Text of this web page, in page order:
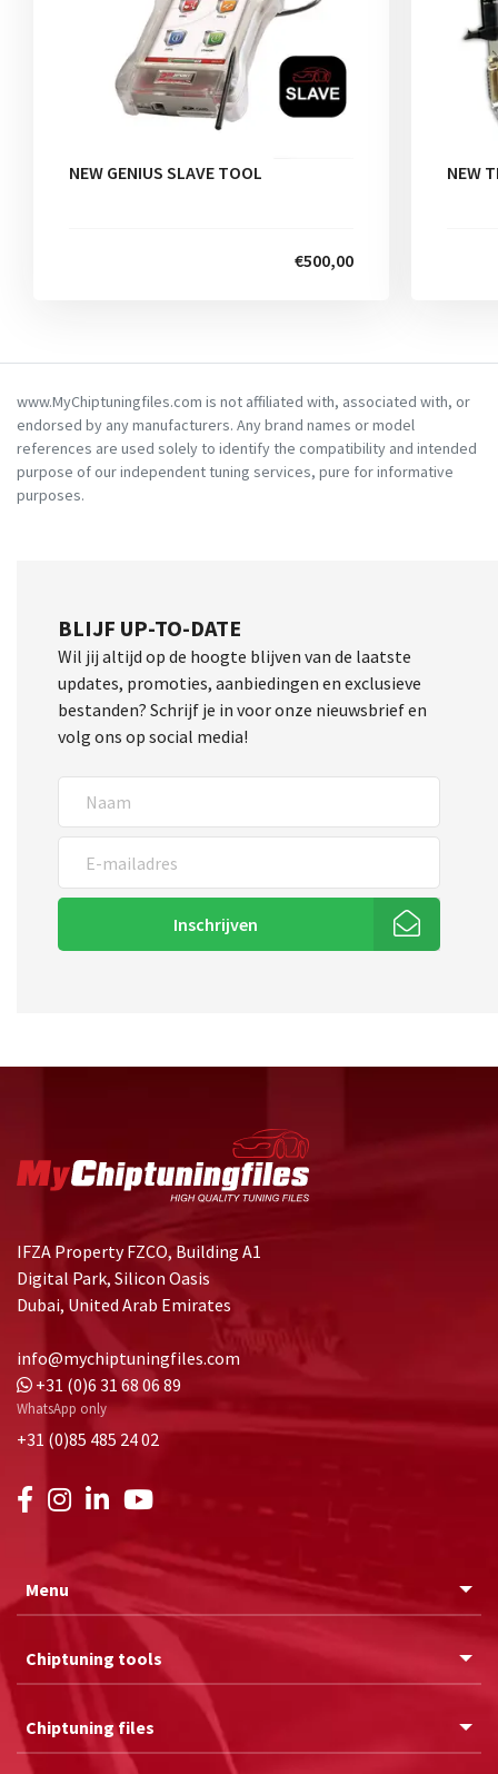
NEW GENIUS SLAVE TOOL
€500,00
NEW
www.MyChiptuningfiles.com is not affiliated with, associated with, or
endorsed by any manufacturers. Any brand names or model
references are used solely to identify the compatibility and intended
purpose of our independent tuning services, pure for informative
purposes.
BLIJF UP-TO-DATE
Wil jij altijd op de hoogte blijven van de laatste
updates, promoties, aanbiedingen en exclusieve
bestanden? Schrijf je in voor onze nieuwsbrief en
volg ons op social media!
Inschrijven
IFZA Property FZCO, Building A1
Digital Park, Silicon Oasis
Dubai, United Arab Emirates
info@mychiptuningfiles.com
+31 (0)6 31 68 06 89
WhatsApp only
+31 (0)85 485 24 02
Menu
Chiptuning tools
Chiptuning files